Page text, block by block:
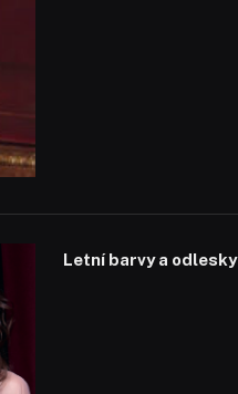
Letní barvy a odlesky